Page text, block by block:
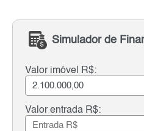
Simulador de
Valor imóvel R$:
Valor entrada R$: